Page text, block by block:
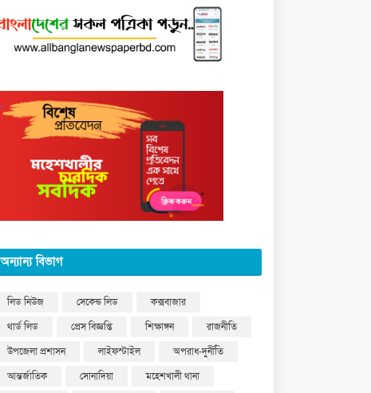
অন্যান্য বিভাগ
লিড নিউজ সেকেন্ড লিড
কক্সবাজার
থার্ড লিড
প্রেস বিজ্ঞপ্তি শিক্ষাঙ্গন
রাজনীতি
উপজেলা প্রশাসন
লাইফস্টাইল
অপরাধ-দুর্নীতি
আন্তর্জাতিক
সোনাদিয়া
মহেশখালী থানা